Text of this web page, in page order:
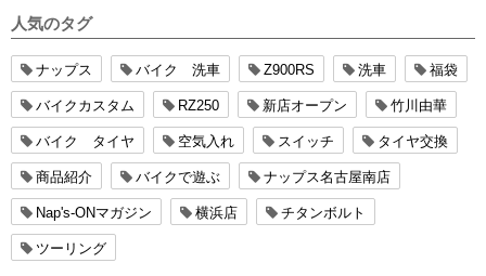
人気のタグ
ナップス バイク 洗車 Z900RS 洗車 福袋
バイクカスタム RZ250 新店オープン 竹川由華
バイク タイヤ 空気入れ スイッチ タイヤ交換
商品紹介 バイクで遊ぶ ナップス名古屋南店
Nap's-ONマガジン 横浜店 チタンボルト
ツーリング